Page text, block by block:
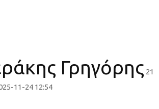
Γρηγόρης 21
11-24 12:54